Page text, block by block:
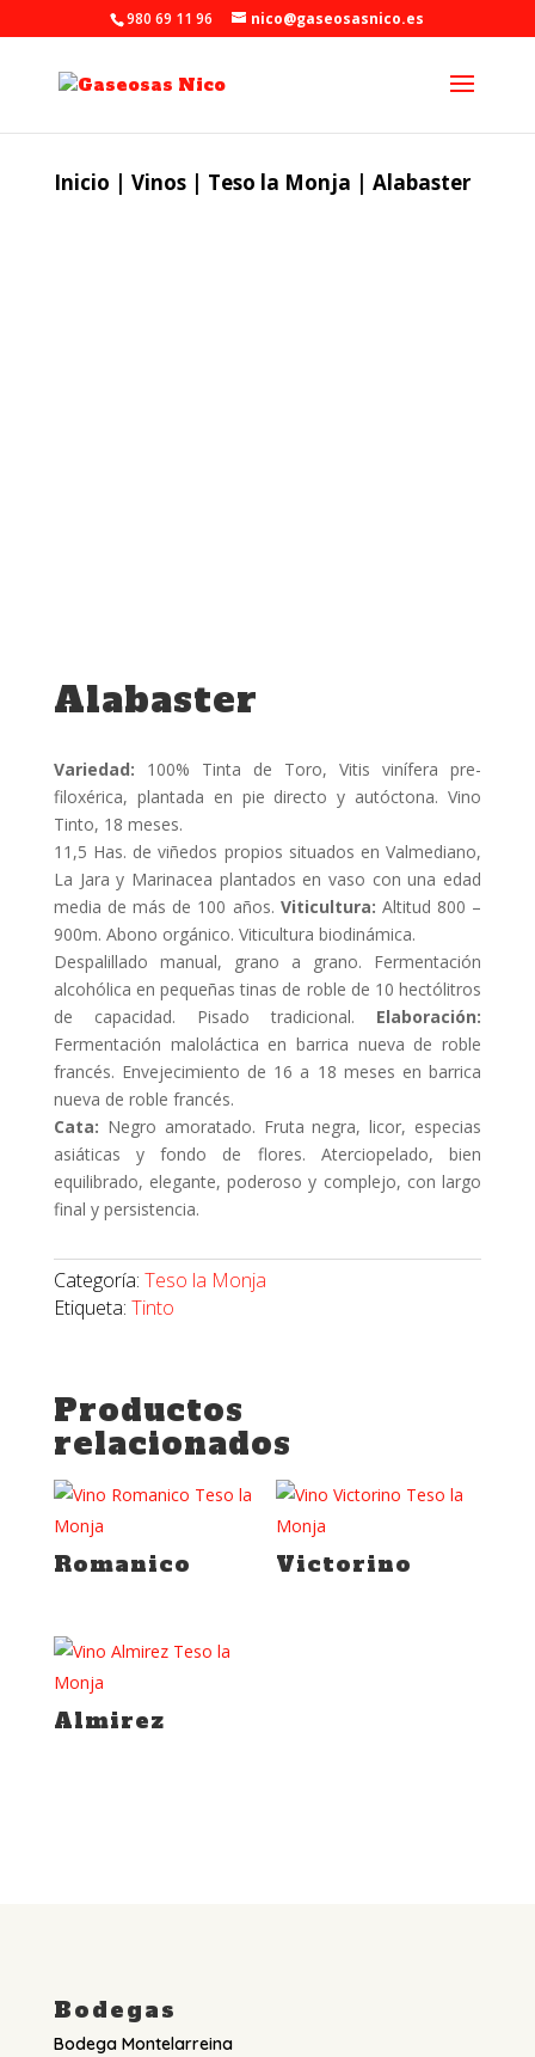
980 69 11 96 nico@gaseosasnico.es
Inicio | Vinos| Teso la Monja | Alabaster
Alabaster
Variedad: 100% Tinta de Toro, Vitis vinífera pre-
filoxérica, plantada en pie directo y autóctona. Vino
Tinto, 18 meses.
11,5 Has. de viñedos propios situados en Valmediano,
La Jara y Marinacea plantados en vaso con una edad
media de más de 100 años. Viticultura: Altitud 800 –
900m. Abono orgánico. Viticultura biodinámica.
Despalillado manual, grano a grano. Fermentación
alcohólica en pequeñas tinas de roble de 10 hectólitros
de capacidad. Pisado tradicional. Elaboración:
Fermentación maloláctica en barrica nueva de roble
francés. Envejecimiento de 16 a 18 meses en barrica
nueva de roble francés.
Cata: Negro amoratado. Fruta negra, licor, especias
asiáticas y fondo de flores. Aterciopelado, bien
equilibrado, elegante, poderoso y complejo, con largo
final y persistencia.
Categoría: Teso la Monja
Etiqueta: Tinto
Productos
relacionados
Romanico Victorino
Almirez
Bodegas
Bodega Montelarreina